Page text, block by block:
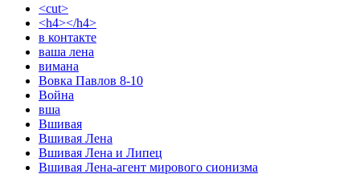
<cut>
<h4></h4>
в контакте
ваша лена
вимана
Вовка Павлов 8-10
Война
вша
Вшивая
Вшивая Лена
Вшивая Лена и Липец
Вшивая Лена-агент мирового сионизма